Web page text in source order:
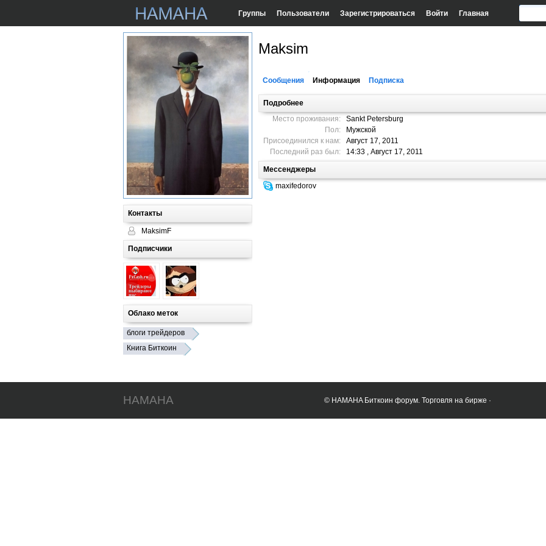
Группы Пользователи Зарегистрироваться Войти Главная
Контакты
MaksimF
Подписчики
Облако меток
блоги трейдеров
Книга Биткоин
Maksim
Сообщения Информация Подписка
Подробнее
Место проживания:
Sankt Petersburg
Пол:
Мужской
Присоединился к нам:
Август 17, 2011
Последний раз был:
14:33 , Август 17, 2011
Мессенджеры
maxifedorov
HAMAHA © HAMAHA Биткоин форум. Торговля на бирже ·